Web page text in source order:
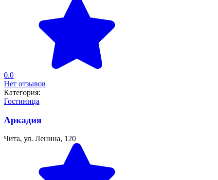
0.0
Нет отзывов
Категория:
Гостиница
Аркадия
Чита, ул. Ленина, 120